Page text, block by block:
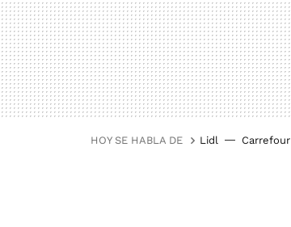
HOY SE HABLA DE Lidl Carrefour